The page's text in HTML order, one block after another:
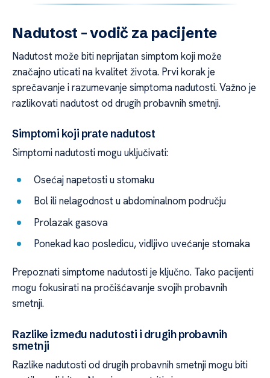
Nadutost – vodič za pacijente
Nadutost može biti neprijatan simptom koji može
značajno uticati na kvalitet života. Prvi korak je
sprečavanje i razumevanje simptoma nadutosti. Važno je
razlikovati nadutost od drugih probavnih smetnji.
Simptomi koji prate nadutost
Simptomi nadutosti mogu uključivati:
Osećaj napetosti u stomaku
Bol ili nelagodnost u abdominalnom području
Prolazak gasova
Ponekad kao posledicu, vidljivo uvećanje stomaka
Prepoznati simptome nadutosti je ključno. Tako pacijenti
mogu fokusirati na pročišćavanje svojih probavnih
smetnji.
Razlike između nadutosti i drugih probavnih
smetnji
Razlike nadutosti od drugih probavnih smetnji mogu biti